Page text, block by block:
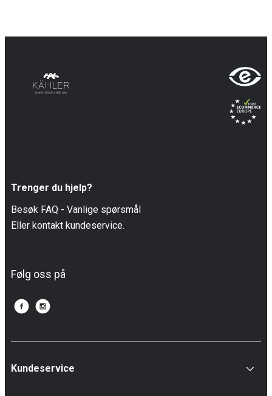
Trenger du hjelp?
Besøk FAQ - Vanlige spørsmål
Eller kontakt kundeservice.
Følg oss på
Kundeservice